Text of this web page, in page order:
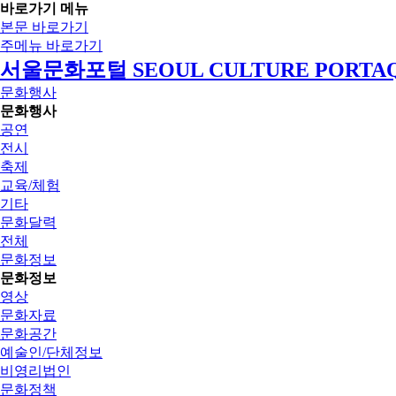
바로가기 메뉴
본문 바로가기
주메뉴 바로가기
서울문화포털 SEOUL CULTURE
문화행사
문화행사
공연
전시
축제
교육/체험
기타
문화달력
전체
문화정보
문화정보
영상
문화자료
문화공간
예술인/단체정보
비영리법인
문화정책